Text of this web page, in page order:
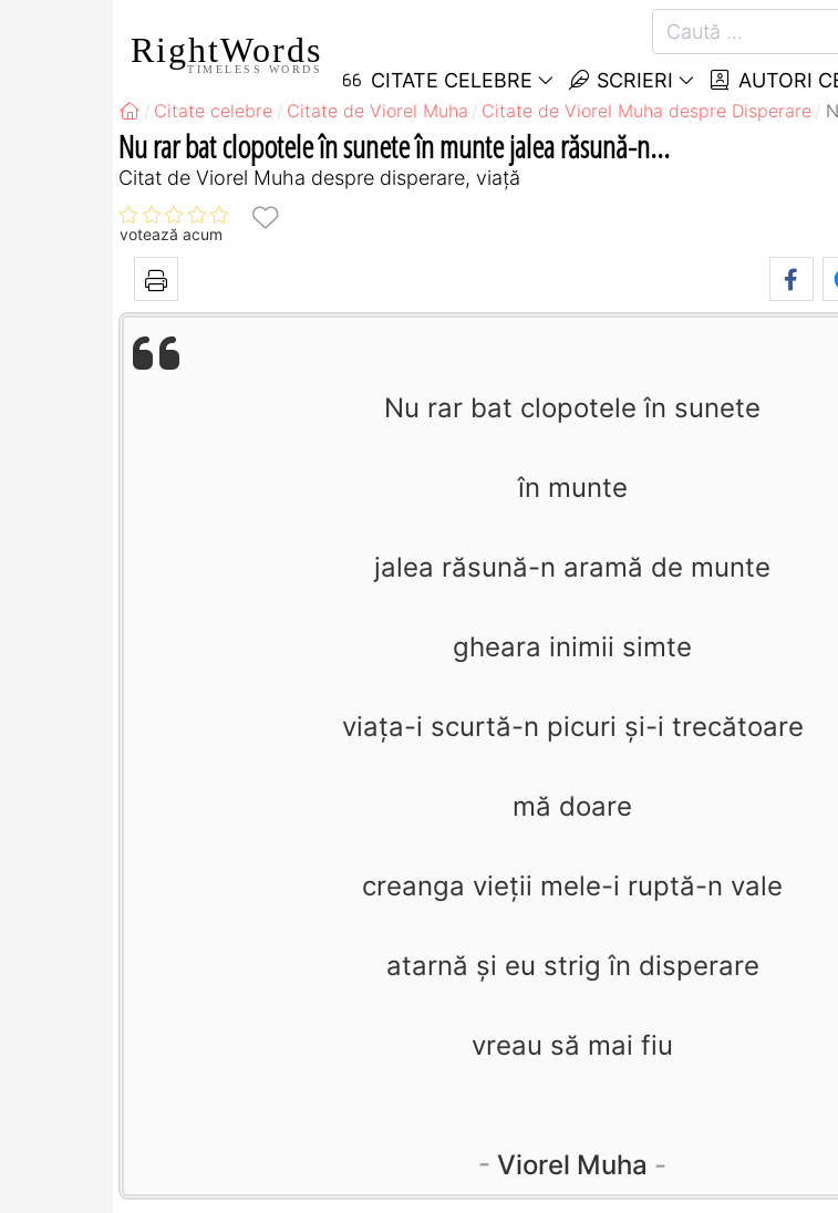
RightWords
TIMELESS WORDS CITATE CELEBRE SCRIERI AUTORI
Citate celebre Citate de Viorel Muha Citate de Viorel Muha despre Disperare
Nu rar bat clopotele în sunete în munte jalea răsună-n...
Citat de Viorel Muha despre disperare, viață
votează acum
Nu rar bat clopotele în sunete
în munte
jalea răsună-n aramă de munte
gheara inimii simte
viaţa-i scurtă-n picuri şi-i trecătoare
mă doare
creanga vieţii mele-i ruptă-n vale
atarnă şi eu strig în disperare
vreau să mai fiu
Viorel Muha